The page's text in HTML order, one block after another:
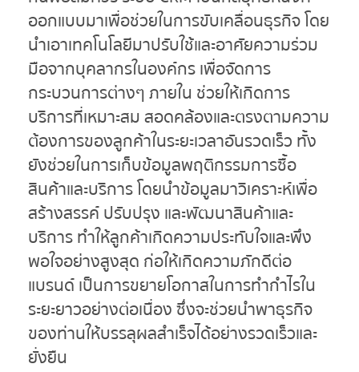
ออกแบบมาเพื่อช่วยในการขับเคลื่อนธุรกิจ โดย
นำเอาเทคโนโลยีมาปรับใช้และอาศัยความร่วม
มือจากบุคลากรในองค์กร เพื่อจัดการ
กระบวนการต่างๆ ภายใน ช่วยให้เกิดการ
บริการที่เหมาะสม สอดคล้องและตรงตามความ
ต้องการของลูกค้าในระยะเวลาอันรวดเร็ว ทั้ง
ยังช่วยในการเก็บข้อมูลพฤติกรรมการซื้อ
สินค้าและบริการ โดยนำข้อมูลมาวิเคราะห์เพื่อ
สร้างสรรค์ ปรับปรุง และพัฒนาสินค้าและ
บริการ ทำให้ลูกค้าเกิดความประทับใจและพึง
พอใจอย่างสูงสุด ก่อให้เกิดความภักดีต่อ
แบรนด์ เป็นการขยายโอกาสในการทำกำไรใน
ระยะยาวอย่างต่อเนื่อง ซึ่งจะช่วยนำพาธุรกิจ
ของท่านให้บรรลุผลสำเร็จได้อย่างรวดเร็วและ
ยั่งยืน